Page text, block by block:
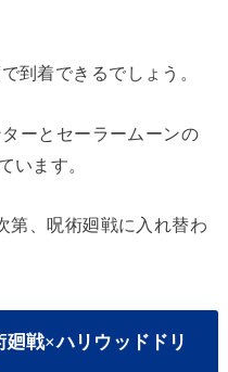
到着できるでしょう。
ーとセーラームーンの
います。
第、呪術廻戦に入れ替わ
廻戦×ハリウッドドリ